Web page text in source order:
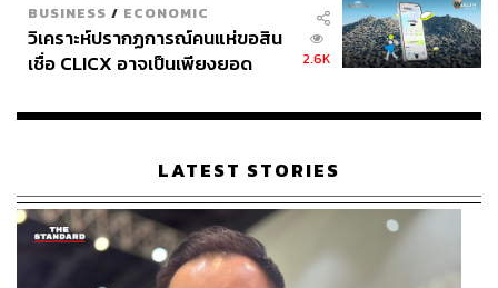
BUSINESS / ECONOMIC
วิเคราะห์ปรากฏการณ์คนแห่ขอสิน
เชื่อ CLICX อาจเป็นเพียงยอด
เรือนไทยที่ถูกซุกไว้
2.6K
LATEST STORIES